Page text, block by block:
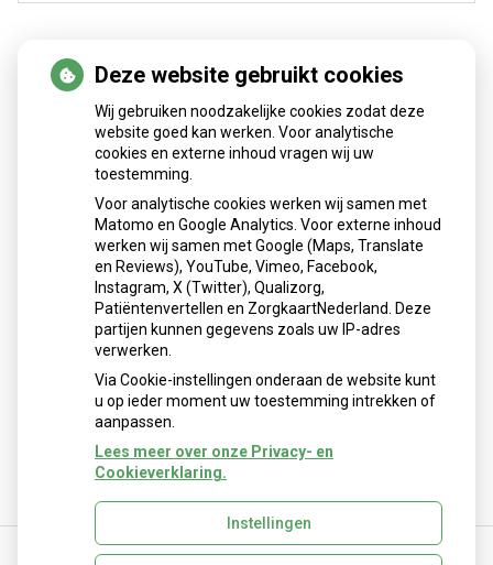
Nieuws
Sinds huisartsen afslankmedicijnen mogen voorschrijven,
neemt gebruik toe
Schurft sinds corona geen vergeten ziekte meer: aantal
uitbraken fors gestegen
Stoppen met afslankmedicijnen betekent zonder
leefstijlaanpassingen weer gewichtstoename
Kookadvies drinkwater in provincie Utrecht vanwege
besmetting
Terugroepactie babyvoeding Nestlé: bacterie kan baby’s
ziek maken
Deze website gebruikt cookies
Wij gebruiken noodzakelijke cookies zodat deze
website goed kan werken. Voor analytische
cookies en externe inhoud vragen wij uw
toestemming.
Voor analytische cookies werken wij samen met
Matomo en Google Analytics. Voor externe inhoud
werken wij samen met Google (Maps, Translate
en Reviews), YouTube, Vimeo, Facebook,
Instagram, X (Twitter), Qualizorg,
Patiëntenvertellen en ZorgkaartNederland. Deze
partijen kunnen gegevens zoals uw IP-adres
verwerken.
Via Cookie-instellingen onderaan de website kunt
u op ieder moment uw toestemming intrekken of
aanpassen.
Lees meer over onze Privacy- en
Cookieverklaring.
Instellingen